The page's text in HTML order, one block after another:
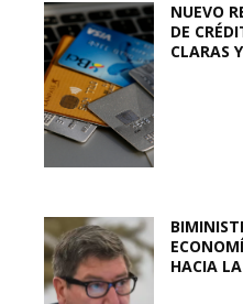
NUEVO
DE
CLARAS
HACIA